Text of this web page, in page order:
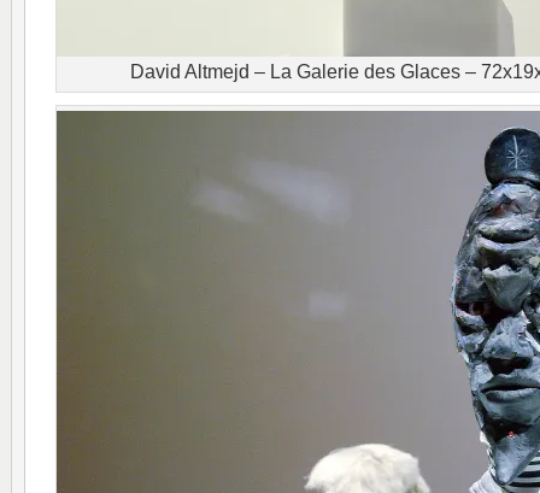
David Altmejd – La Galerie des Glaces –